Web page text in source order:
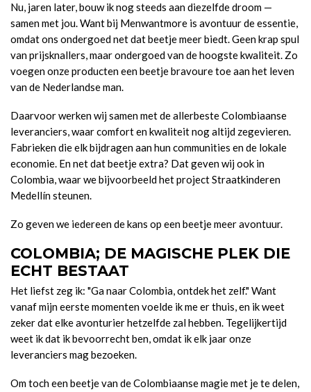
Nu, jaren later, bouw ik nog steeds aan diezelfde droom —
samen met jou. Want bij Menwantmore is avontuur de essentie,
omdat ons ondergoed net dat beetje meer biedt. Geen krap spul
van prijsknallers, maar ondergoed van de hoogste kwaliteit. Zo
voegen onze producten een beetje bravoure toe aan het leven
van de Nederlandse man.
Daarvoor werken wij samen met de allerbeste Colombiaanse
leveranciers, waar comfort en kwaliteit nog altijd zegevieren.
Fabrieken die elk bijdragen aan hun communities en de lokale
economie. En net dat beetje extra? Dat geven wij ook in
Colombia, waar we bijvoorbeeld het project Straatkinderen
Medellín steunen.
Zo geven we iedereen de kans op een beetje meer avontuur.
COLOMBIA; DE MAGISCHE PLEK DIE
ECHT BESTAAT
Het liefst zeg ik: "Ga naar Colombia, ontdek het zelf." Want
vanaf mijn eerste momenten voelde ik me er thuis, en ik weet
zeker dat elke avonturier hetzelfde zal hebben. Tegelijkertijd
weet ik dat ik bevoorrecht ben, omdat ik elk jaar onze
leveranciers mag bezoeken.
Om toch een beetje van de Colombiaanse magie met je te delen,